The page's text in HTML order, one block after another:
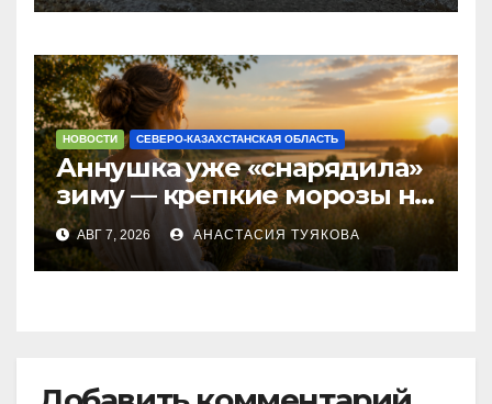
НОВОСТИ СЕВЕРО-КАЗАХСТАНСКАЯ ОБЛАСТЬ
Аннушка уже «снарядила»
зиму — крепкие морозы на
севере Казахстана
обещают народные
приметы
АВГ 7, 2026 АНАСТАСИЯ ТУЯКОВА